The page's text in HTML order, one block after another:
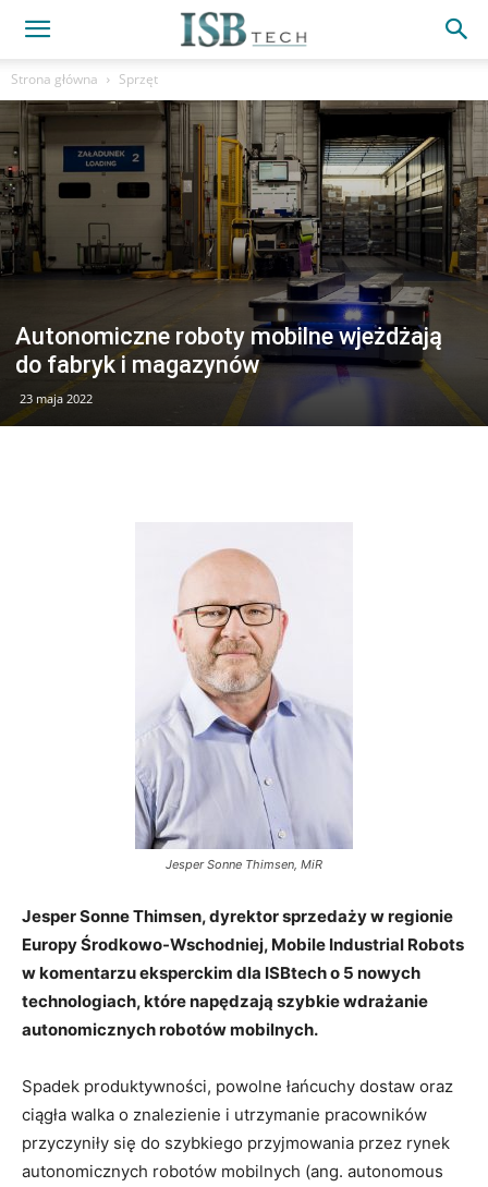
Strona główna Sprzęt
Autonomiczne roboty mobilne wjeżdżają
do fabryk i magazynów
23 maja 2022
Jesper Sonne Thimsen, MiR
Jesper Sonne Thimsen, dyrektor sprzedaży w regionie
Europy Środkowo-Wschodniej, Mobile Industrial Robots
w komentarzu eksperckim dla ISBtech o 5 nowych
technologiach, które napędzają szybkie wdrażanie
autonomicznych robotów mobilnych.
Spadek produktywności, powolne łańcuchy dostaw oraz
ciągła walka o znalezienie i utrzymanie pracowników
przyczyniły się do szybkiego przyjmowania przez rynek
autonomicznych robotów mobilnych (ang. autonomous